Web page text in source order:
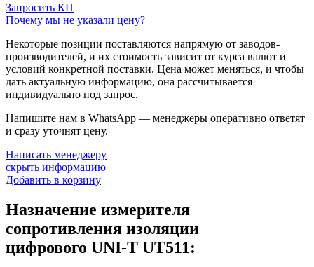
Запросить КП
Почему мы не указали цену?
Некоторые позиции поставляются напрямую от заводов-
производителей, и их стоимость зависит от курса валют и
условий конкретной поставки. Цена может меняться, и чтобы
дать актуальную информацию, она рассчитывается
индивидуально под запрос.
Напишите нам в WhatsApp — менеджеры оперативно ответят
и сразу уточнят цену.
Написать менеджеру
скрыть информацию
Добавить в корзину
Назначение измерителя
сопротивления изоляции
цифрового UNI-T UT511: